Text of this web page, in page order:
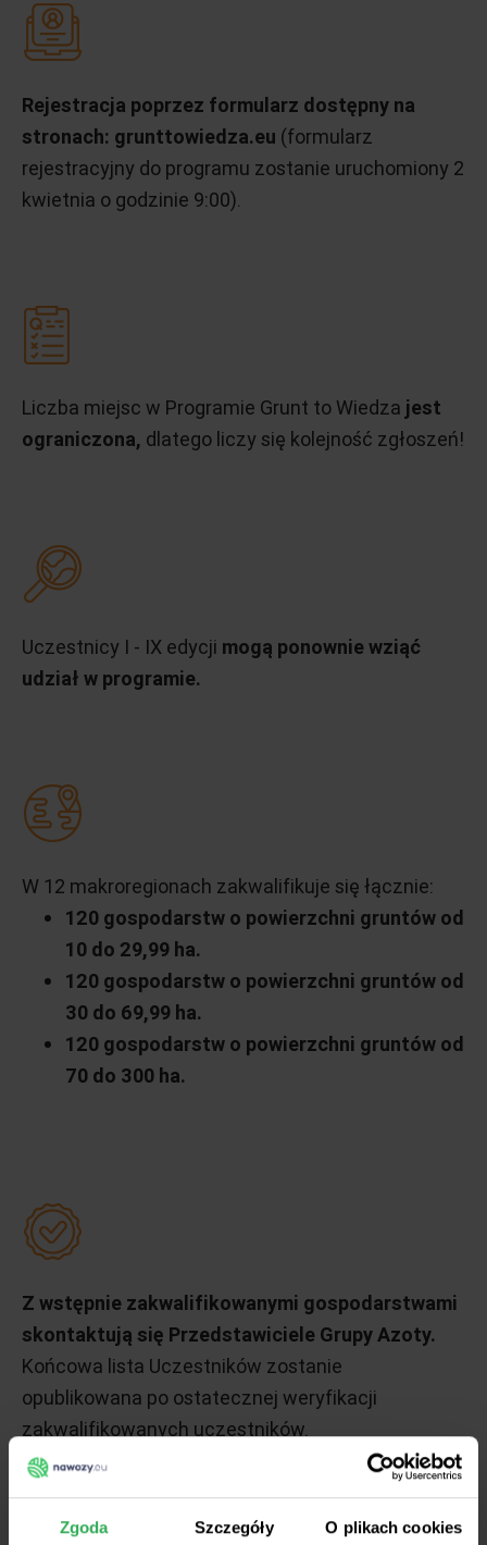
Zgoda Szczegóły O plikach cookies
Rejestracja poprzez formularz dostępny na
stronach: grunttowiedza.eu (formularz
rejestracyjny do programu zostanie uruchomiony 2
kwietnia o godzinie 9:00).
Liczba miejsc w Programie Grunt to Wiedza jest
ograniczona, dlatego liczy się kolejność zgłoszeń!
Uczestnicy I - IX edycji mogą ponownie wziąć
udział w programie.
W 12 makroregionach zakwalifikuje się łącznie:
120 gospodarstw o powierzchni gruntów od
10 do 29,99 ha.
120 gospodarstw o powierzchni gruntów od
30 do 69,99 ha.
120 gospodarstw o powierzchni gruntów od
70 do 300 ha.
Z wstępnie zakwalifikowanymi gospodarstwami
skontaktują się Przedstawiciele Grupy Azoty.
Końcowa lista Uczestników zostanie
opublikowana po ostatecznej weryfikacji
zakwalifikowanych uczestników.